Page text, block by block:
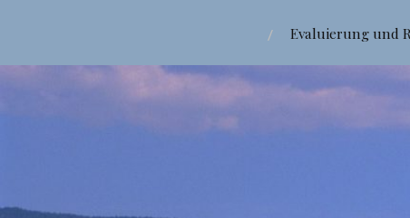
Evaluierung und